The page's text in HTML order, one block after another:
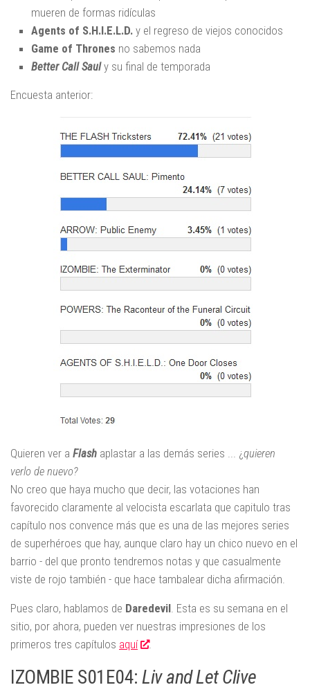
mueren de formas ridículas
Agents of S.H.I.E.L.D. y el regreso de viejos conocidos
Game of Thrones no sabemos nada
Better Call Sauly su final de temporada
Encuesta anterior:
Quieren ver a Flash aplastar a las demás series ... ¿quieren
verlo de nuevo?
No creo que haya mucho que decir, las votaciones han
favorecido claramente al velocista escarlata que capitulo tras
capítulo nos convence más que es una de las mejores series
de superhéroes que hay, aunque claro hay un chico nuevo en el
barrio - del que pronto tendremos notas y que casualmente
viste de rojo también - que hace tambalear dicha afirmación.
Pues claro, hablamos de Daredevil. Esta es su semana en el
sitio, por ahora, pueden ver nuestras impresiones de los
primeros tres capítulos aquí .
IZOMBIE S01E04: Liv and Let Clive